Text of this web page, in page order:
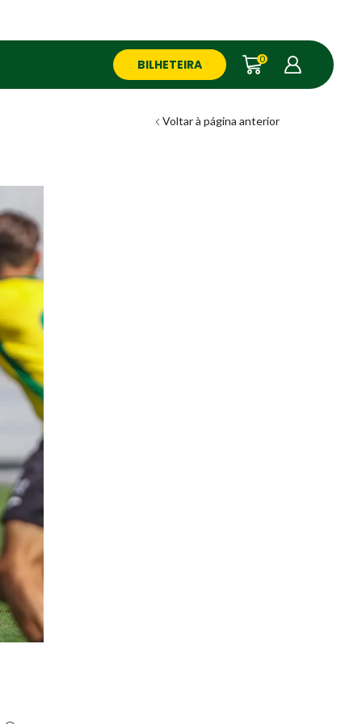
BILHETEIRA 0
Voltar à página anterior